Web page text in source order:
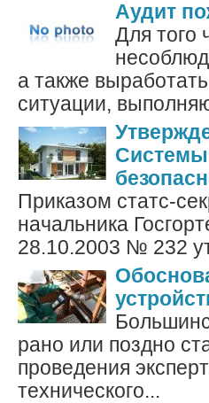
Аудит
Для того
а также
ситуации,
Приказом статс-
начальника
28.10.2003 № 232
рано или поздно
проведения
технического...